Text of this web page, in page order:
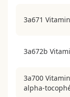
3a671
3a672b
3a700
alpha-